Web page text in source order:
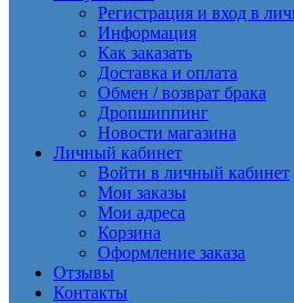
Регистрация и вход в
Информация
Как заказать
Доставка и оплата
Обмен / возврат брака
Дропшиппинг
Новости магазина
Личный кабинет
Войти в личный кабинет
Мои заказы
Мои адреса
Корзина
Оформление заказа
Отзывы
Контакты